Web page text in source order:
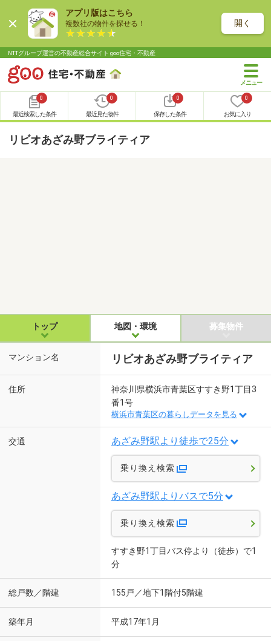
アプリ版はこちら
複数社の物件を探せる！ 開く
NTTグループ運営の不動産総合サイト goo住宅・不動産
0
最近検索した条件
0
最近見た物件
0
保存した条件
0
お気に入り
リビオあざみ野ブライティア
トップ 地図・環境 募集物件
マンション名 リビオあざみ野ブライティア
住所
神奈川県横浜市青葉区すすき野1丁目3
番1号
横浜市青葉区の暮らしデータを見る
交通 あざみ野駅より徒歩で25分
乗り換え検索
あざみ野駅よりバスで5分
乗り換え検索
すすき野1丁目バス停より（徒歩）で1
分
総戸数／階建 155戸／地下1階付5階建
築年月 平成17年1月